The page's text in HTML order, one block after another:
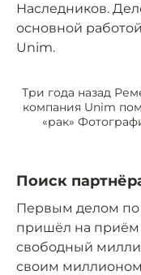
Наследников.
основной
Unim.
Три года назад
компания Unim
«рак»
Поиск
Первым делом по
пришёл на приём
свободный
своим